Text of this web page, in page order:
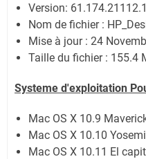
Version:
Nom de fichier :
Mise à jour : 24
Taille du fichier : 155.4
Systeme d'exploitation
Mac OS X 10.9
Mac OS X 10.10
Mac OS X 10.11 El